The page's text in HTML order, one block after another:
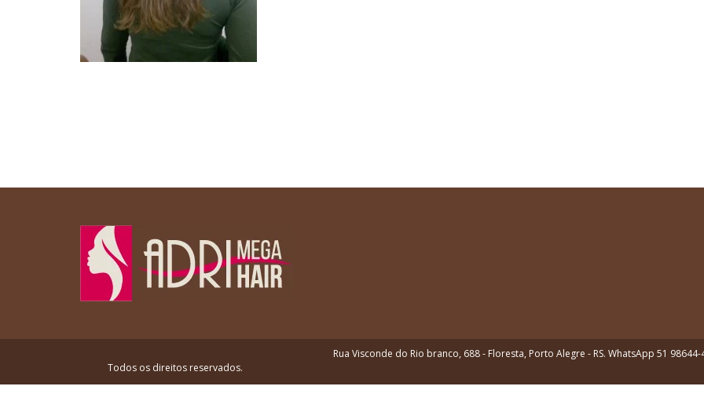
Rua Visconde do Rio branco, 688 - Floresta, Porto Alegre - RS. WhatsApp 51 98644-
Todos os direitos reservados.